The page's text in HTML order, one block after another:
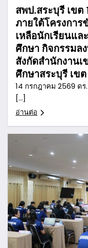
สพป.สระบุรี เขต
ภายใต้โครงกา
เหลือนักเรียนแ
ศึกษา กิจกรรมล
สังกัดสำนักงาน
ศึกษาสระบุรี เขต
14 กรกฎาคม 2569 ด
[…]
อ่านต่อ